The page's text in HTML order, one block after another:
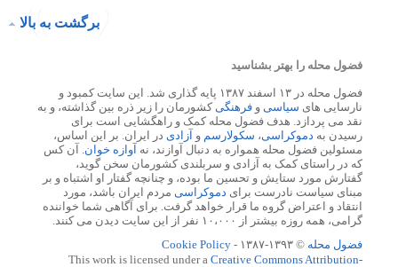
برگشت به بالا
فضول محله را بهتر بشناسید
فضول محله در ۱۳ اسفند ۱۳۸۷ پایه گذاری شد. این سایت کمبود و
نارسایی های سیاسی و فرهنگیکشورمان را زیر ذره بین گذاشته، و به
نقد می پردازد. هدف فضول محله کمک و راهگشایی است برای
رسیدن به دموکراسی، سکولارسم و آزادی در ایران. بر این اساس،
مسئولین فضول محله همواره به دنبال آوازند، نه آوازه خوان. آن کس
که در راستای کمک به آزادی و سربلندی کشورمان سخن گوید،
گفتارش مورد ستایش و تحسین ما بوده، و چنانچه گفتار او اشتباه و بر
مبنای سیاست نادرست برای دموکراسی مردم ایران باشد، مورد
انتقاد و اعتراض گروه ما قرار خواهد گرفت. برای آگاهی شما خواننده
گرامی، همه روزه بیشتر از ۱۰،۰۰۰ نفر از این سایت دیدن می کنند.
فضول محله © ۱۳۹۳-۱۳۸۷ -
Cookie Policy
This work is licensed under a Creative Commons Attribution-